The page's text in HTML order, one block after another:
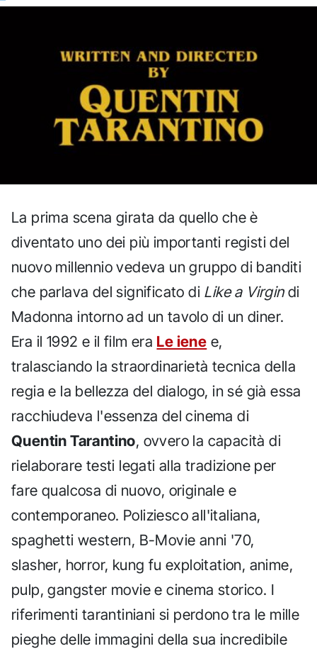
La prima scena girata da quello che è
diventato uno dei più importanti registi del
nuovo millennio vedeva un gruppo di banditi
che parlava del significato di Like a Virgindi
Madonna intorno ad un tavolo di un diner.
Era il 1992 e il film era Le iene e,
tralasciando la straordinarietà tecnica della
regia e la bellezza del dialogo, in sé già essa
racchiudeva l'essenza del cinema di
Quentin Tarantino, ovvero la capacità di
rielaborare testi legati alla tradizione per
fare qualcosa di nuovo, originale e
contemporaneo. Poliziesco all'italiana,
spaghetti western, B-Movie anni '70,
slasher, horror, kung fu exploitation, anime,
pulp, gangster movie e cinema storico. I
riferimenti tarantiniani si perdono tra le mille
pieghe delle immagini della sua incredibile